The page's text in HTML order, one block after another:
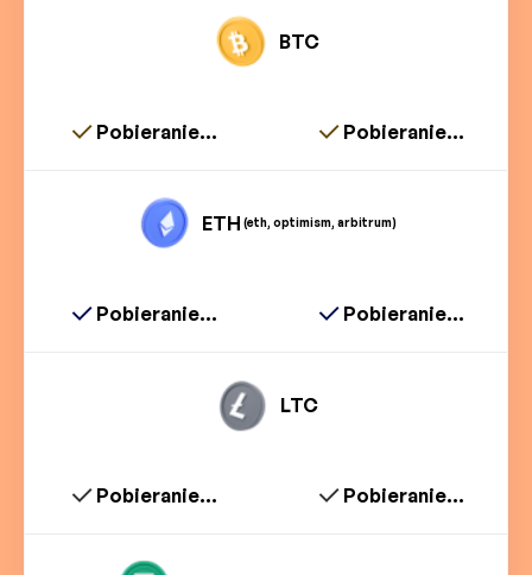
BTC
Pobieranie... Pobieranie...
ETH (eth, optimism, arbitrum)
Pobieranie... Pobieranie...
LTC
Pobieranie... Pobieranie...